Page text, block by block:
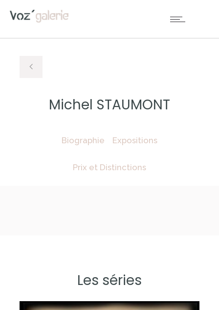
Michel STAUMONT
Biographie Expositions
Prix et Distinctions
Les séries